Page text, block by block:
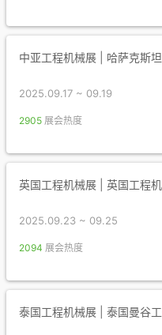
中亚工程机械展 | 哈萨克斯
2025.09.17 ~ 09.19
2905 展会热度
英国工程机械展 | 英国工程
2025.09.23 ~ 09.25
2094 展会热度
泰国工程机械展 | 泰国曼谷